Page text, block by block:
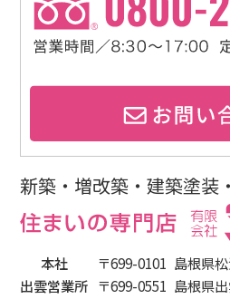
新築・増改築・建築塗装
本社 〒699-0101 島根県
出雲営業所 〒699-0551 島根県